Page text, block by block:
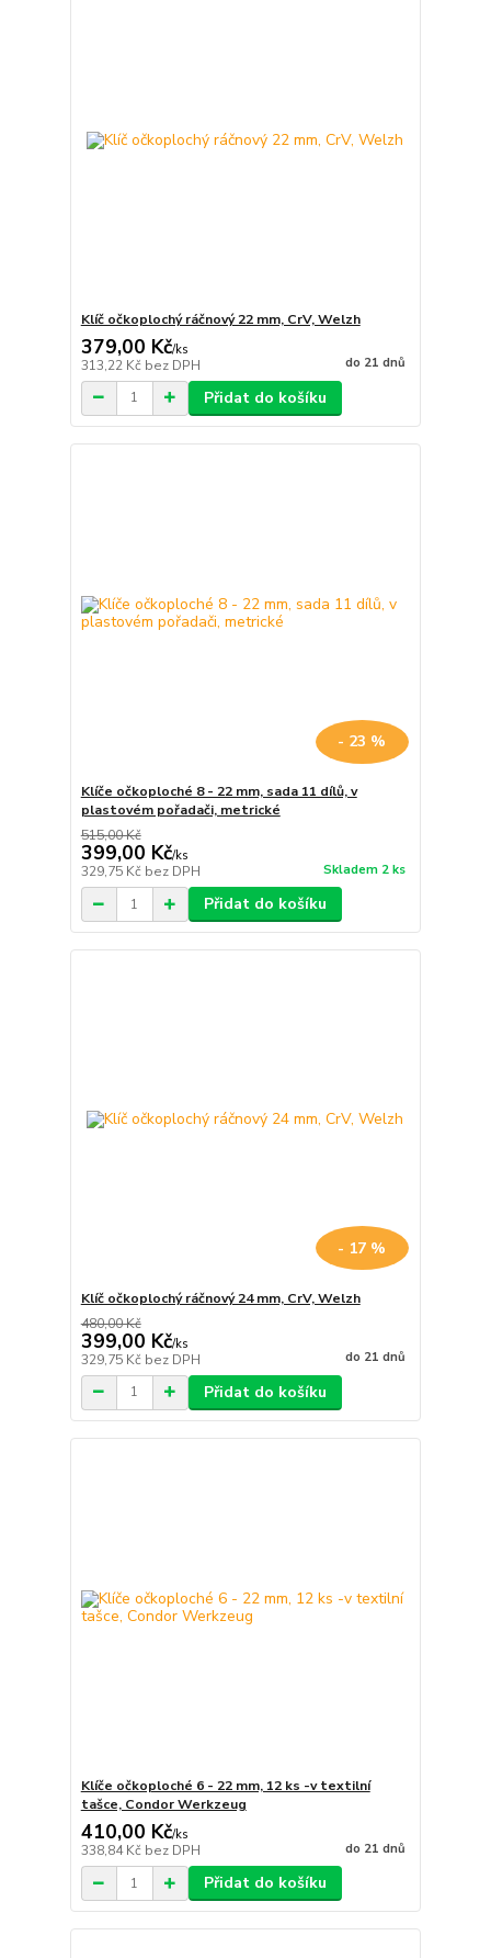
Klíč očkoplochý ráčnový 22 mm, CrV, Welzh
379,00 Kč/ks
313,22 Kč bez DPH do 21 dnů
Přidat do košíku
- 23 %
Klíče očkoploché 8 - 22 mm, sada 11 dílů, v
plastovém pořadači, metrické
515,00 Kč
399,00 Kč/ks
329,75 Kč bez DPH Skladem 2 ks
Přidat do košíku
- 17 %
Klíč očkoplochý ráčnový 24 mm, CrV, Welzh
480,00 Kč
399,00 Kč/ks
329,75 Kč bez DPH do 21 dnů
Přidat do košíku
Klíče očkoploché 6 - 22 mm, 12 ks -v textilní
tašce, Condor Werkzeug
410,00 Kč/ks
338,84 Kč bez DPH do 21 dnů
Přidat do košíku